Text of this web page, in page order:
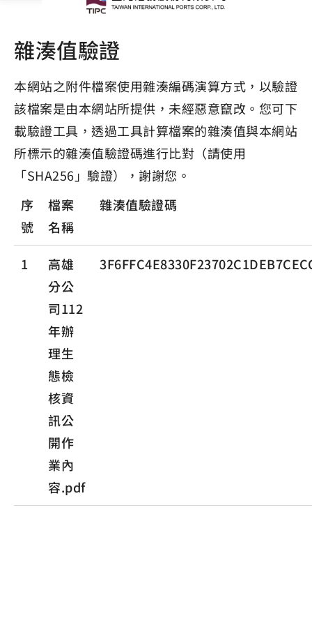
雜湊值驗證
本網站之附件檔案使用雜湊編碼演算方式，以驗證
該檔案是由本網站所提供，未經惡意竄改。您可下
載驗證工具，透過工具計算檔案的雜湊值與本網站
所標示的雜湊值驗證碼進行比對（請使用
「SHA256」驗證），謝謝您。
序
號
檔案
名稱
雜湊值驗證碼
1
高雄
分公
司112
年辦
理生
態檢
核資
訊公
開作
業內
容.pdf